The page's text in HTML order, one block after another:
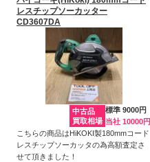
レスチップソーカッター
CD3607DA
中古品
買取相場
標準 9000円
当社 10000円
こちらの商品はHiKOKI製180mmコード
レスチップソーカッタの為高額査定さ
せて頂きました！